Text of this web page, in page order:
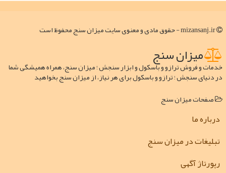
میزان سنج
خدمات و فروش ترازو و باسکول و ابزار سنجش ؛ میزان سنج، همراه همیشگی شما
در دنیای سنجش ؛ ترازو و باسکول برای هر نیاز، از میزان سنج بخواهید
صفحات میزان سنج
درباره ما
تبلیغات در میزان سنج
رپورتاژ آگهی